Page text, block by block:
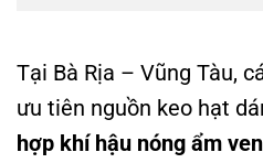
Tại Bà Rịa – Vũng Tàu,
ưu tiên nguồn keo hạt
hợp khí hậu nóng ẩm